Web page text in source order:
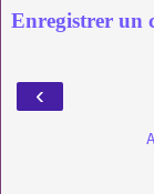
Enregistrer un
‹